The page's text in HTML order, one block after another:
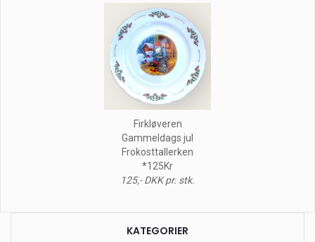
Firkløveren
Gammeldags jul
Frokosttallerken
*125Kr
125,- DKK pr. stk.
KATEGORIER